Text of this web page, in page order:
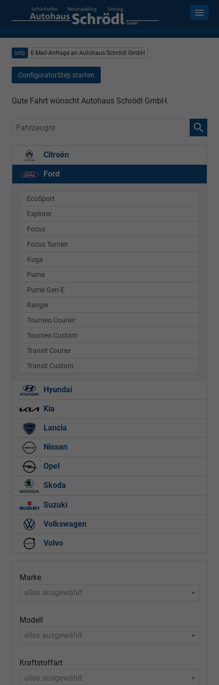
info E-Mail-Anfrage an Autohaus Schrödl GmbH
ConfiguratorStep starten
Gute Fahrt wünscht Autohaus Schrödl GmbH.
Fahrzeugnr.
Citroën
Ford
EcoSport
Explorer
Focus
Focus Turnier
Kuga
Puma
Puma Gen-E
Ranger
Tourneo Courier
Tourneo Custom
Transit Courier
Transit Custom
Hyundai
Kia
Lancia
Nissan
Opel
Skoda
Suzuki
Volkswagen
Volvo
Marke
alles ausgewählt
Modell
alles ausgewählt
Kraftstoffart
alles ausgewählt